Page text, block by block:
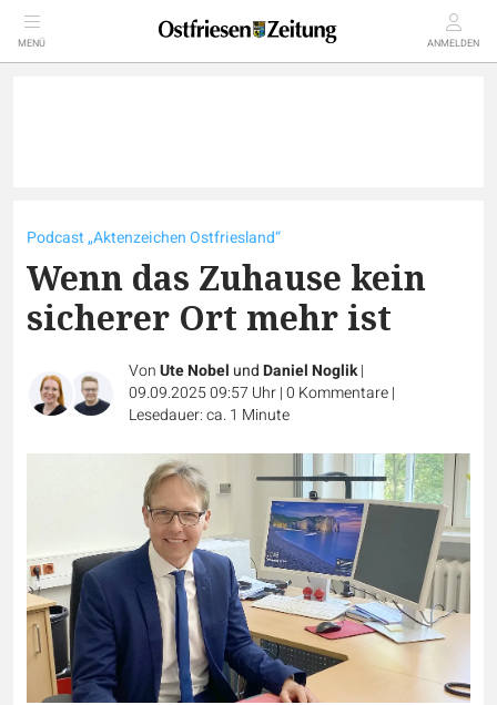
MENÜ ANMELDEN
Podcast „Aktenzeichen Ostfriesland“
Wenn das Zuhause kein
sicherer Ort mehr ist
VonUte Nobel undDaniel Noglik|
09.09.2025 09:57 Uhr|0 Kommentare|
Lesedauer: ca. 1 Minute